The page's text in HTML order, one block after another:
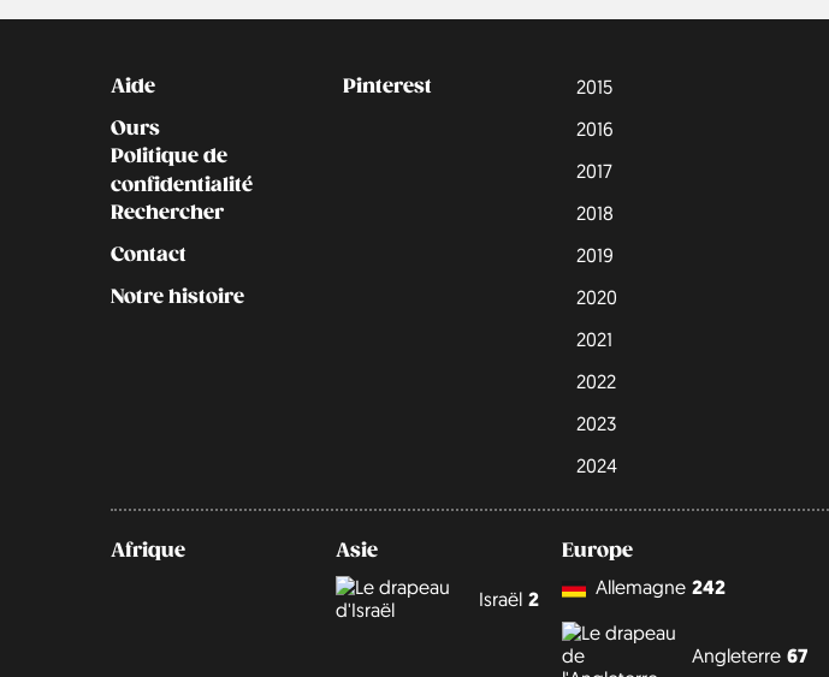
Kontakt
Aide
Ours
Politique de
confidentialité
Rechercher
Contact
Notre histoire
Social
Pinterest
2015
2016
2017
2018
2019
2020
2021
2022
2023
2024
Afrique Asie
Israël 2
Europe
Allemagne 242
Angleterre 67